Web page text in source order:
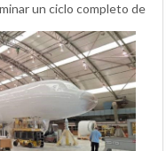
un ciclo completo de